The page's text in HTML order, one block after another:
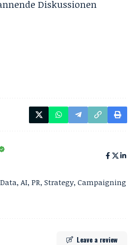
Diskussionen
AI, PR, Strategy, Campaigning
Leave a review